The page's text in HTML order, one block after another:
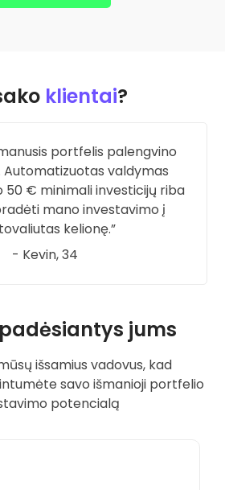
klientai?
portfelis palengvino
valdymas
50 € minimali investicijų riba
mano investavimo į
kelionę.
- Kevin, 34
jums
išsamius vadovus, kad
savo išmanioji portfelio
potencialą